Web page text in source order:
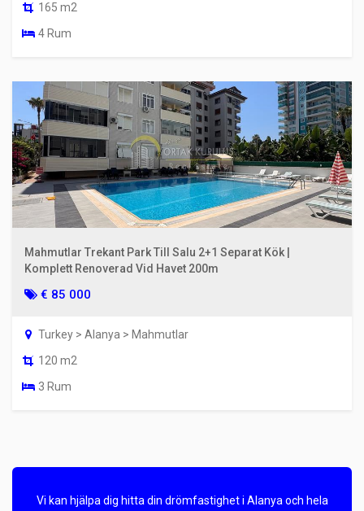
165 m2
4 Rum
Mahmutlar Trekant Park Till Salu 2+1 Separat Kök |
Komplett Renoverad Vid Havet 200m
€ 85 000
Turkey > Alanya > Mahmutlar
120 m2
3 Rum
Vi kan hjälpa dig hitta din drömfastighet i Alanya och hela